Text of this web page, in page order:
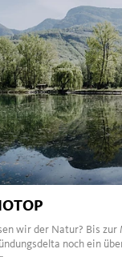
wir der Natur? Bis zur
noch ein